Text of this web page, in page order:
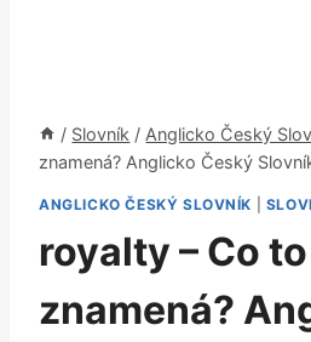
/ Slovník / Anglicko Český
znamená? Anglicko Český
ANGLICKO ČESKÝ SLOVNÍK
royalty – Co to
znamená?